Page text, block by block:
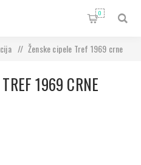
0
/ Ženske cipele Tref 1969 crne
1969 CRNE